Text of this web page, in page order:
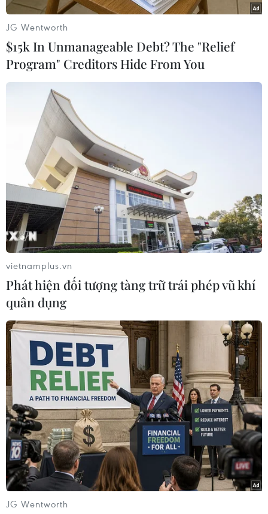
Do lo ngại tình trạng cổ động viên trèo rào vào bên trong trụ sở
như lần trước, hôm nay VFF đã huy động rất nhiều công an đến
bảo vệ. (Ảnh: Minh Sơn/Vietnam+)
Qua giờ mở bán trực tuyến nhiều người đã nổi nóng vì chưa
nhận được câu trả lời từ phía VFF nên đã trèo cổng, vượt rào để
vào bên trong.(Ảnh: Minh Sơn/Vietnam+)
JG Wentworth
$15k In Unmanageable Debt? The "Relief
Program" Creditors Hide From You
vietnamplus.vn
Phát hiện đối tượng tàng trữ trái phép vũ khí
quân dụng
JG Wentworth